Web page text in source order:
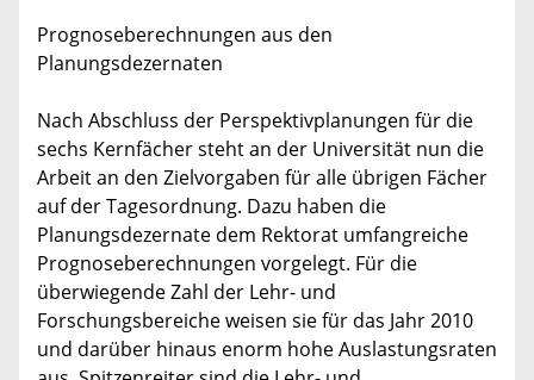
Prognoseberechnungen aus den
Planungsdezernaten
Nach Abschluss der Perspektivplanungen für die
sechs Kernfächer steht an der Universität nun die
Arbeit an den Zielvorgaben für alle übrigen Fächer
auf der Tagesordnung. Dazu haben die
Planungsdezernate dem Rektorat umfangreiche
Prognoseberechnungen vorgelegt. Für die
überwiegende Zahl der Lehr- und
Forschungsbereiche weisen sie für das Jahr 2010
und darüber hinaus enorm hohe Auslastungsraten